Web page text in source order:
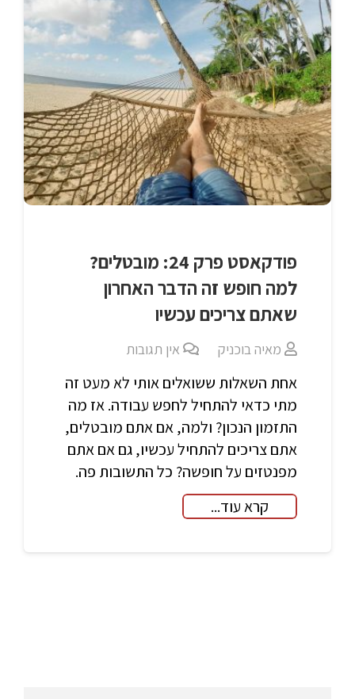
פודקאסט פרק 24: מובטלים?
למה חופש זה הדבר האחרון
שאתם צריכים עכשיו
מאיה בוכניק אין תגובות
אחת השאלות ששואלים אותי לא מעט זה
מתי כדאי להתחיל לחפש עבודה. אז מה
התזמון הנכון? ולמה, אם אתם מובטלים,
אתם צריכים להתחיל עכשיו, גם אם אתם
מפנטזים על חופשה? כל התשובות פה.
קרא עוד...